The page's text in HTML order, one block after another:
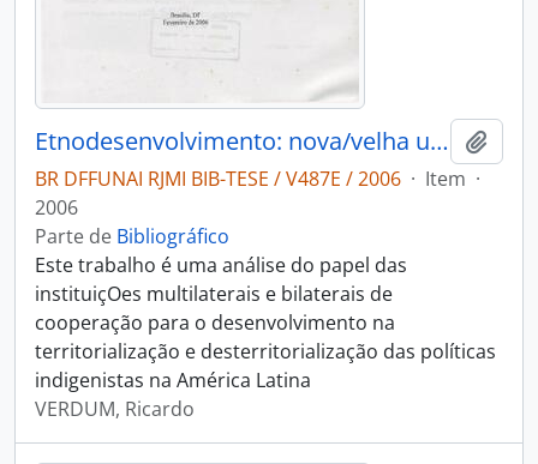
Etnodesenvolvimento: nova/velha utopia do indigenismo
BR DFFUNAI RJMI BIB-TESE / V487E / 2006 · Item ·
2006
Parte de Bibliográfico
Este trabalho é uma análise do papel das
instituiçOes multilaterais e bilaterais de
cooperação para o desenvolvimento na
territorialização e desterritorialização das políticas
indigenistas na América Latina
VERDUM, Ricardo